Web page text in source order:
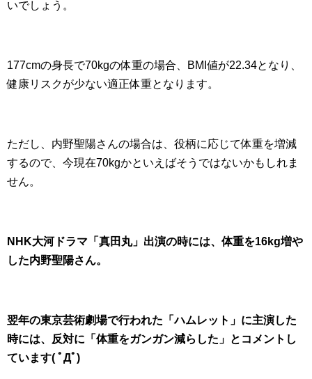
いでしょう。
177cmの身長で70kgの体重の場合、BMI値が22.34となり、
健康リスクが少ない適正体重となります。
ただし、内野聖陽さんの場合は、役柄に応じて体重を増減
するので、今現在70kgかといえばそうではないかもしれま
せん。
NHK大河ドラマ「真田丸」出演の時には、体重を16kg増や
した内野聖陽さん。
翌年の東京芸術劇場で行われた「ハムレット」に主演した
時には、反対に「体重をガンガン減らした」とコメントし
ています( ﾟДﾟ)